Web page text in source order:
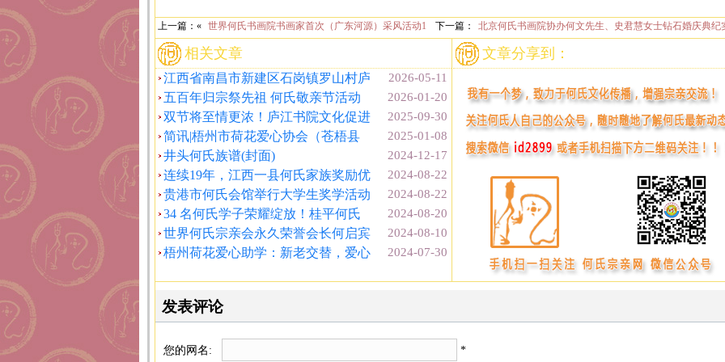
上一篇：« 世界何氏书画院书画家首次（广东河源）采风活动1 下一篇： 北京何氏书画院协办何文先生、史君慧女士钻石婚庆典纪
相关文章
2026-05-11
江西省南昌市新建区石岗镇罗山村庐
2026-01-20
五百年归宗祭先祖 何氏敬亲节活动
2025-09-30
双节将至情更浓！庐江书院文化促进
2025-01-08
简讯|梧州市荷花爱心协会（苍梧县
2024-12-17
井头何氏族谱(封面)
2024-08-22
连续19年，江西一县何氏家族奖励优
2024-08-22
贵港市何氏会馆举行大学生奖学活动
2024-08-20
34 名何氏学子荣耀绽放！桂平何氏
2024-08-10
世界何氏宗亲会永久荣誉会长何启宾
2024-07-30
梧州荷花爱心助学：新老交替，爱心
文章分享到：
发表评论
您的网名: *